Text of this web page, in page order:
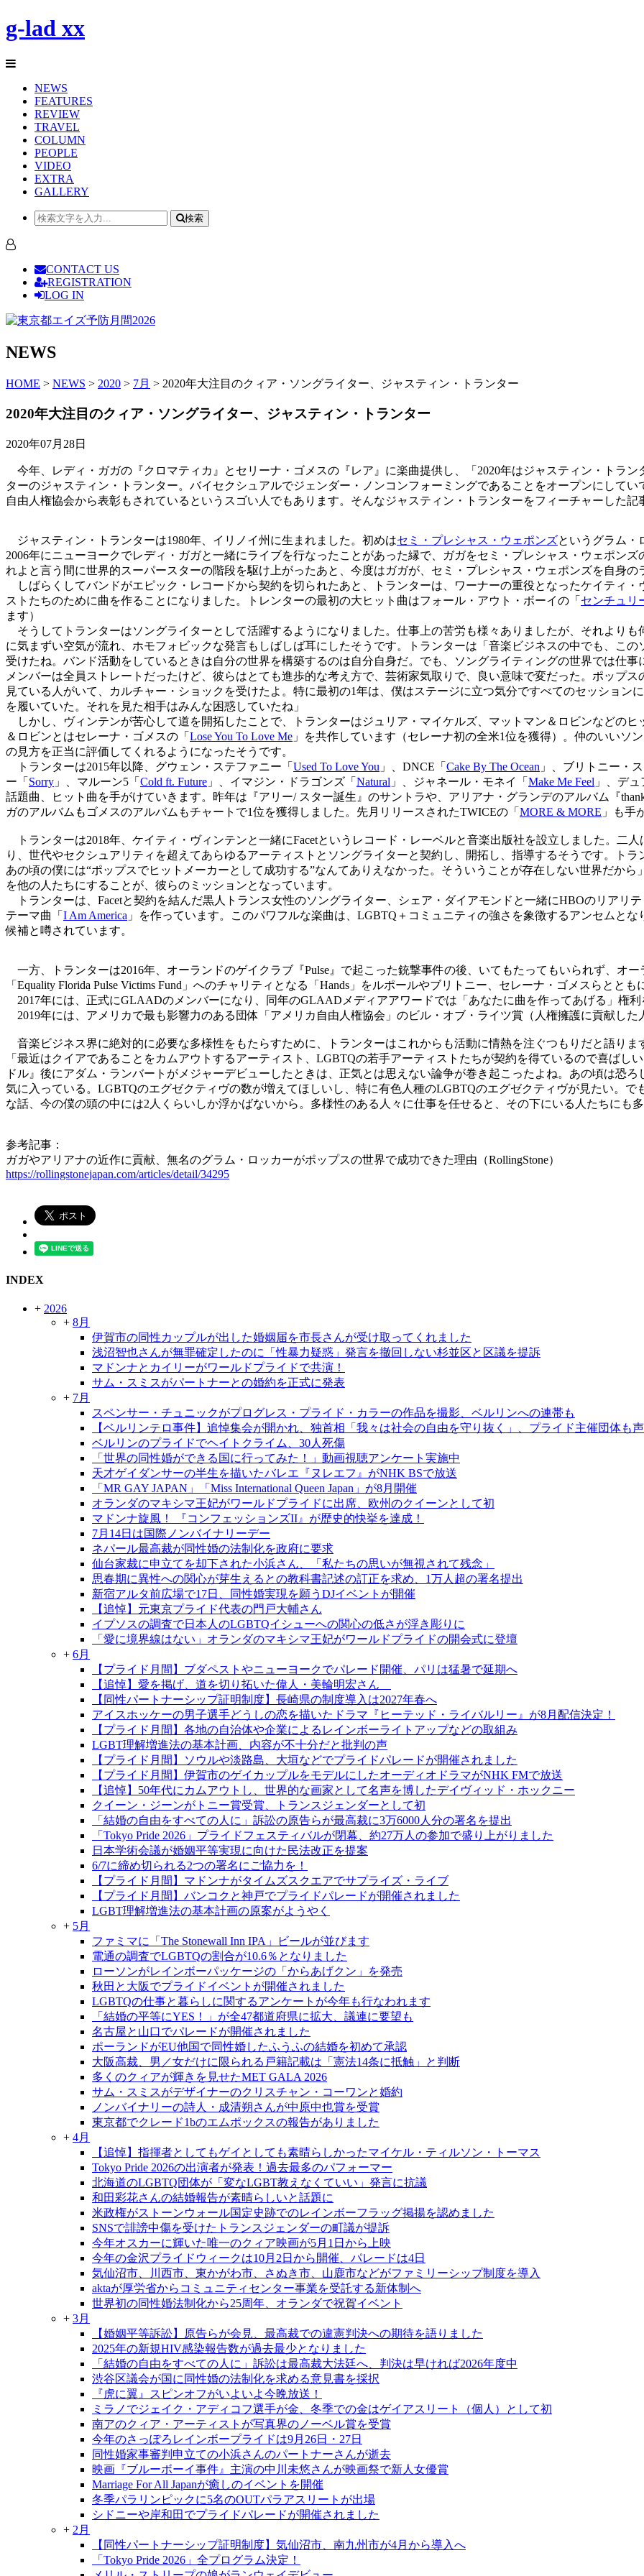
g-lad xx
NEWS
FEATURES
REVIEW
TRAVEL
COLUMN
PEOPLE
VIDEO
EXTRA
GALLERY
検索
CONTACT US
REGISTRATION
LOG IN
NEWS
HOME > NEWS > 2020 > 7月 > 2020年大注目のクィア・ソングライター、ジャスティン・トランター
2020年大注目のクィア・ソングライター、ジャスティン・トランター
2020年07月28日
今年、レディ・ガガの『クロマティカ』とセリーナ・ゴメスの『レア』に楽曲提供し、「2020年はジャスティン・トラ
ターのジャスティン・トランター。バイセクシュアルでジェンダー・ノンコンフォーミングであることをオープンにして
自由人権協会から表彰もされているというスゴい人でもあります。そんなジャスティン・トランターをフィーチャーした記
ジャスティン・トランターは1980年、イリノイ州に生まれました。初めはセミ・プレシャス・ウェポンズというグラム・
2006年にニューヨークでレディ・ガガと一緒にライブを行なったことがあった縁で、ガガをセミ・プレシャス・ウェポン
れよと言う間に世界的スーパースターの階段を駆け上がったあと、今度はガガが、セミ・プレシャス・ウェポンズを自身
しばらくしてバンドがエピック・レコードから契約を切られたあと、トランターは、ワーナーの重役となったケイティ
ストたちのために曲を作ることになりました。トレンターの最初の大ヒット曲はフォール・アウト・ボーイの「 センチュリ
ます）
そうしてトランターはソングライターとして活躍するようになりました。仕事上の苦労も様々ありましたが、それより
に気まずい空気が流れ、ホモフォビックな発言もしばしば耳にしたそうです。トランターは「音楽ビジネスの中でも、こ
受けたね。バンド活動をしているときは自分の世界を構築するのは自分自身だ。でも、ソングライティングの世界では仕
メンバーは全員ストレートだったけど、彼らはとても進歩的な考え方で、芸術家気取りで、良い意味で変だった。ポップ
見ている人がいて、カルチャー・ショックを受けたよ。特に最初の1年は、僕はステージに立つ気分ですべてのセッション
を履いていた。それを見た相手はみんな困惑していたね」
しかし、ヴィンテンが苦心して道を開拓したことで、トランターはジュリア・マイケルズ、マットマン＆ロビンなどの
＆ロビンとはセレーナ・ゴメスの「 Lose You To Love Me 」を共作しています（セレーナ初の全米1位を獲得）。仲のいいソ
の見方を正当に評価してくれるようになったそうです。
トランターは2015年以降、グウェン・ステファニー「 Used To Love You 」、DNCE「 Cake By The Ocean 」、ブリトニー・
ー「 Sorry 」、マルーン5「 Cold ft. Future 」、イマジン・ドラゴンズ「 Natural 」、ジャネール・モネイ「 Make Me Feel 」、デ
話題曲、ヒット曲を手がけていきます。昨年は『アリー/ スター誕生』のサントラや、アリアナ・グランデのアルバム『
ガのアルバムもゴメスのアルバムもチャートで1位を獲得しました。先月リリースされたTWICEの「 MORE & MORE 」も手
トランターは2018年、ケイティ・ヴィンテンと一緒にFacetというレコード・レーベルと音楽出版社を設立しました。二
り、世代やセクシュアリティを超えてあらゆるアーティストとソングライターと契約し、開拓し、指導するそうです。ト
あの頃の僕には“ポップスでヒットメーカーとして成功する”なんてありえなかった。そういうことが存在しない世界だか
を他の人たちにすることが、彼らのミッションとなっています。
トランターは、Facetと契約を結んだ黒人トランス女性のソングライター、シェア・ダイアモンドと一緒にHBOのリアリ
テーマ曲「 I Am America 」を作っています。このパワフルな楽曲は、LGBTQ＋コミュニティの強さを象徴するアンセムと
候補と噂されています。
一方、トランターは2016年、オーランドのゲイクラブ『Pulse』で起こった銃撃事件の後、いてもたってもいられず、オ
「Equality Florida Pulse Victims Fund」へのチャリティとなる「Hands」をルポールやブリトニー、セレーナ・ゴメスらとと
2017年には、正式にGLAADのメンバーになり、同年のGLAADメディアアワードでは「あなたに曲を作ってあげる」権
2019年には、アメリカで最も影響力のある団体「アメリカ自由人権協会」のビル・オブ・ライツ賞（人権擁護に貢献し
音楽ビジネス界に絶対的に必要な多様性をもたらすために、トランターはこれからも活動に情熱を注ぐつもりだと語りま
「最近はクイアであることをカムアウトするアーティスト、LGBTQの若手アーティストたちが契約を得ているので喜ばし
ドル』後にアダム・ランバートがメジャーデビューしたときは、正気とは思えない論争が巻き起こったよね。あの頃は恐
気に入っている。LGBTQのエグゼクティヴの数が増えてほしいし、特に有色人種のLGBTQのエグゼクティヴが見たい。
な話、今の僕の頭の中には2人くらいしか浮かばないから。多様性のある人々に仕事を任せると、その下にいる人たちに
参考記事：
ガガやアリアナの近作に貢献、無名のグラム・ロッカーがポップスの世界で成功できた理由（RollingStone）
https://rollingstonejapan.com/articles/detail/34295
INDEX
+ 2026
+ 8月
伊賀市の同性カップルが出した婚姻届を市長さんが受け取ってくれました
浅沼智也さんが無罪確定したのに「性暴力疑惑」発言を撤回しない杉並区と区議を提訴
マドンナとカイリーがワールドプライドで共演！
サム・スミスがパートナーとの婚約を正式に発表
+ 7月
スペンサー・チュニックがプログレス・プライド・カラーの作品を撮影、ベルリンへの連帯も
【ベルリンテロ事件】追悼集会が開かれ、独首相「我々は社会の自由を守り抜く」、プライド主催団体も
ベルリンのプライドでヘイトクライム、30人死傷
「世界の同性婚ができる国に行ってみた！」動画視聴アンケート実施中
天才ゲイダンサーの半生を描いたバレエ『ヌレエフ』がNHK BSで放送
「MR GAY JAPAN」「Miss International Queen Japan」が8月開催
オランダのマキシマ王妃がワールドプライドに出席、欧州のクイーンとして初
マドンナ旋風！ 『コンフェッションズII』が歴史的快挙を達成！
7月14日は国際ノンバイナリーデー
ネパール最高裁が同性婚の法制化を政府に要求
仙台家裁に申立てを却下された小浜さん、「私たちの思いが無視されて残念」
思春期に異性への関心が芽生えるとの教科書記述の訂正を求め、1万人超の署名提出
新宿アルタ前広場で17日、同性婚実現を願うDJイベントが開催
【追悼】元東京プライド代表の門戸大輔さん
イプソスの調査で日本人のLGBTQイシューへの関心の低さが浮き彫りに
「愛に境界線はない」オランダのマキシマ王妃がワールドプライドの開会式に登壇
+ 6月
【プライド月間】ブダペストやニューヨークでパレード開催、パリは猛暑で延期へ
【追悼】愛を掲げ、道を切り拓いた偉人・美輪明宏さん
【同性パートナーシップ証明制度】長崎県の制度導入は2027年春へ
アイスホッケーの男子選手どうしの恋を描いたドラマ『ヒーテッド・ライバルリー』が8月配信決定！
【プライド月間】各地の自治体や企業によるレインボーライトアップなどの取組み
LGBT理解増進法の基本計画、内容が不十分だと批判の声
【プライド月間】ソウルや淡路島、大垣などでプライドパレードが開催されました
【プライド月間】伊賀市のゲイカップルをモデルにしたオーディオドラマがNHK FMで放送
【追悼】50年代にカムアウトし、世界的な画家として名声を博したデイヴィッド・ホックニー
クイーン・ジーンがトニー賞受賞、トランスジェンダーとして初
「結婚の自由をすべての人に」訴訟の原告らが最高裁に3万6000人分の署名を提出
「Tokyo Pride 2026」プライドフェスティバルが閉幕、約27万人の参加で盛り上がりました
日本学術会議が婚姻平等実現に向けた民法改正を提案
6/7に締め切られる2つの署名にご協力を！
【プライド月間】マドンナがタイムズスクエアでサプライズ・ライブ
【プライド月間】バンコクと神戸でプライドパレードが開催されました
LGBT理解増進法の基本計画の原案がようやく
+ 5月
ファミマに「The Stonewall Inn IPA」ビールが並びます
電通の調査でLGBTQの割合が10.6％となりました
ローソンがレインボーパッケージの「からあげクン」を発売
秋田と大阪でプライドイベントが開催されました
LGBTQの仕事と暮らしに関するアンケートが今年も行なわれます
「結婚の平等にYES！」が全47都道府県に拡大、議連に要望も
名古屋と山口でパレードが開催されました
ポーランドがEU他国で同性婚したふうふの結婚を初めて承認
大阪高裁、男／女だけに限られる戸籍記載は「憲法14条に抵触」と判断
多くのクィアが輝きを見せたMET GALA 2026
サム・スミスがデザイナーのクリスチャン・コーワンと婚約
ノンバイナリーの詩人・成清朔さんが中原中也賞を受賞
東京都でクレード1bのエムポックスの報告がありました
+ 4月
【追悼】指揮者としてもゲイとしても素晴らしかったマイケル・ティルソン・トーマス
Tokyo Pride 2026の出演者が発表！過去最多のパフォーマー
北海道のLGBTQ団体が「変なLGBT教えなくていい」発言に抗議
和田彩花さんの結婚報告が素晴らしいと話題に
米政権がストーンウォール国定史跡でのレインボーフラッグ掲揚を認めました
SNSで誹謗中傷を受けたトランスジェンダーの町議が提訴
今年オスカーに輝いた唯一のクィア映画が5月1日から上映
今年の金沢プライドウィークは10月2日から開催、パレードは4日
気仙沼市、川西市、東かがわ市、さぬき市、山鹿市などがファミリーシップ制度を導入
aktaが厚労省からコミュニティセンター事業を受託する新体制へ
世界初の同性婚法制化から25周年、オランダで祝賀イベント
+ 3月
【婚姻平等訴訟】原告らが会見、最高裁での違憲判決への期待を語りました
2025年の新規HIV感染報告数が過去最少となりました
「結婚の自由をすべての人に」訴訟は最高裁大法廷へ、判決は早ければ2026年度中
渋谷区議会が国に同性婚の法制化を求める意見書を採択
『虎に翼』スピンオフがいよいよ今晩放送！
ミラノでジェイク・アディコフ選手が金、冬季での金はゲイアスリート（個人）として初
南アのクィア・アーティストが写真界のノーベル賞を受賞
今年のさっぽろレインボープライドは9月26日・27日
同性婚家事審判申立ての小浜さんのパートナーさんが逝去
映画『ブルーボーイ事件』主演の中川未悠さんが映画祭で新人女優賞
Marriage For All Japanが癒しのイベントを開催
冬季パラリンピックに5名のOUTパラアスリートが出場
シドニーや岸和田でプライドパレードが開催されました
+ 2月
【同性パートナーシップ証明制度】気仙沼市、南九州市が4月から導入へ
「Tokyo Pride 2026」全プログラム決定！